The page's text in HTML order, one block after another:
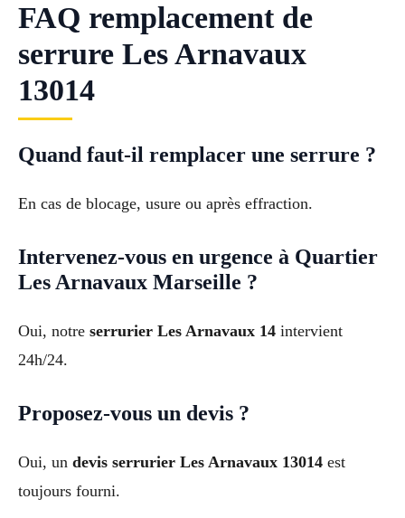
FAQ remplacement de
serrure Les Arnavaux
13014
Quand faut-il remplacer une serrure ?
En cas de blocage, usure ou après effraction.
Intervenez-vous en urgence à Quartier
Les Arnavaux Marseille ?
Oui, notre serrurier Les Arnavaux 14 intervient
24h/24.
Proposez-vous un devis ?
Oui, un devis serrurier Les Arnavaux 13014 est
toujours fourni.